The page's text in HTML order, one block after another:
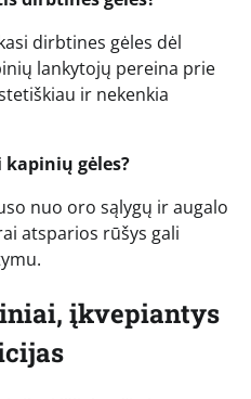
dirbtines gėles dėl
lankytojų pereina prie
ir nekenkia
gėles?
nuo oro sąlygų ir augalo
atsparios rūšys gali
įkvepiantys